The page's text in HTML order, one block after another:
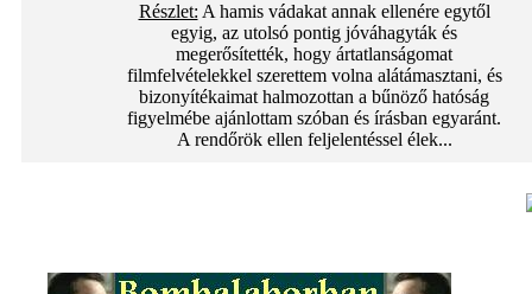
Részlet: A hamis vádakat annak ellenére egytől
egyig, az utolsó pontig jóváhagyták és
megerősítették, hogy ártatlanságomat
filmfelvételekkel szerettem volna alátámasztani, és
bizonyítékaimat halmozottan a bűnöző hatóság
figyelmébe ajánlottam szóban és írásban egyaránt.
A rendőrök ellen feljelentéssel élek...